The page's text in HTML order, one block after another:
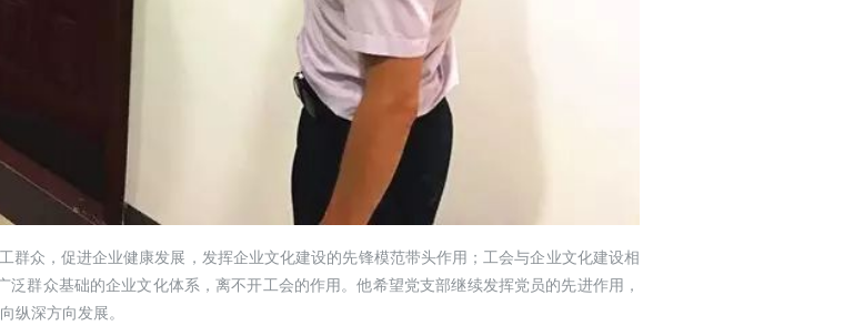
众，促进企业健康发展，发挥企业文化建设的先锋模范带头作用；工会与企业文化建设相
群众基础的企业文化体系，离不开工会的作用。他希望党支部继续发挥党员的先进作用，
纵深方向发展。